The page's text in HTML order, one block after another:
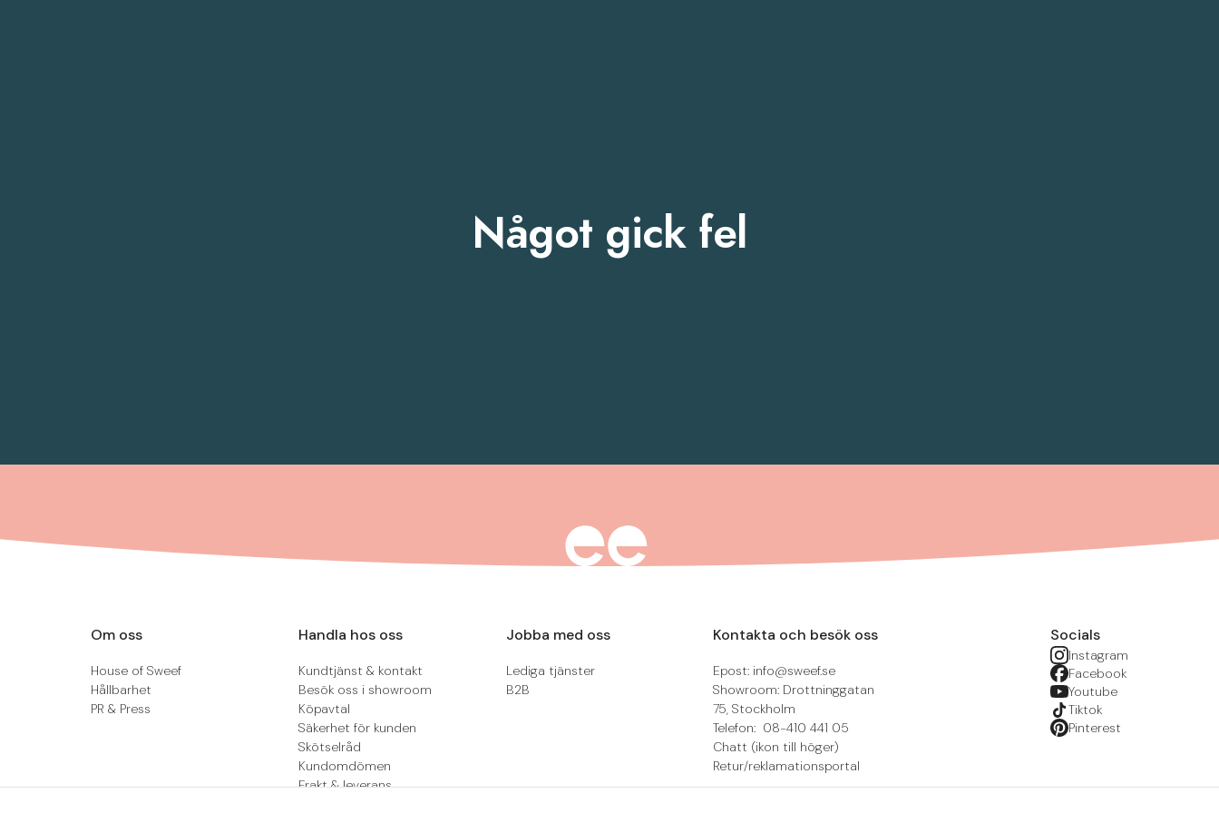
Något gick fel
Om oss
House of Sweef
Hållbarhet
PR & Press
Handla hos oss
Kundtjänst & kontakt
Besök oss i showroom
Köpavtal
Säkerhet för kunden
Skötselråd
Kundomdömen
Frakt & leverans
Jobba med oss
Lediga tjänster
B2B
Kontakta och besök oss
Epost: info@sweef.se
Showroom: Drottninggatan
75, Stockholm
Telefon: 08-410 441 05
Chatt (ikon till höger)
Retur/reklamationsportal
Socials
Instagram
Facebook
Youtube
Tiktok
Pinterest